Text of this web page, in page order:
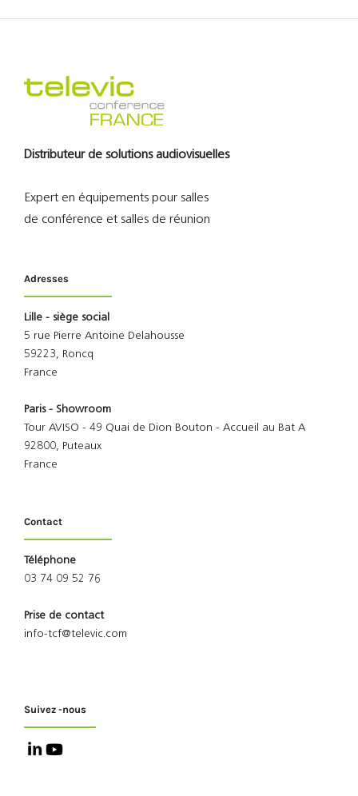
Distributeur de solutions audiovisuelles
Expert en équipements pour salles
de conférence et salles de réunion
Adresses
Lille - siège social
5 rue Pierre Antoine Delahousse
59223, Roncq
France
Paris - Showroom
Tour AVISO - 49 Quai de Dion Bouton - Accueil au Bat A
92800, Puteaux
France
Contact
Téléphone
03 74 09 52 76
Prise de contact
info-tcf@televic.com
Suivez -nous